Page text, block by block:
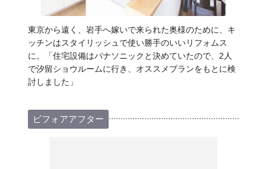
東京から遠く、岩手へ嫁いで来られた奥様のために、キ
ッチンはスタイリッシュで使い勝手のいいリフォムス
に。「住宅設備はパナソニックと決めていたので、2人
で汐留ショウルームに行き、オススメプランをもとに検
討しました」
ビフォアアフター